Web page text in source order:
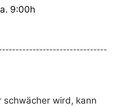
9:00h
schwächer wird, kann